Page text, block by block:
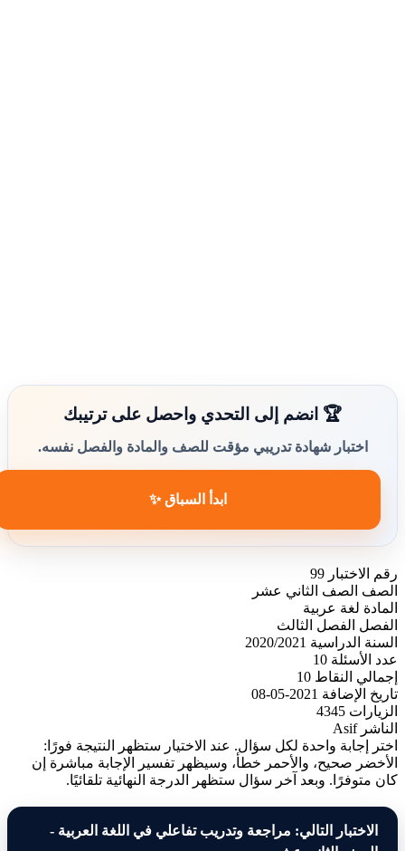
🏆 انضم إلى التحدي واحصل على ترتيبك
اختبار شهادة تدريبي مؤقت للصف والمادة والفصل نفسه.
ابدأ السباق ✨
رقم الاختبار 99
الصف
الصف الثاني عشر
المادة لغة عربية
الفصل
الفصل الثالث
السنة الدراسية
2020/2021
عدد الأسئلة 10
إجمالي النقاط 10
تاريخ الإضافة
2021-05-08
الزيارات 4345
الناشر Asif
اختر إجابة واحدة لكل سؤال. عند الاختيار ستظهر النتيجة فورًا:
الأخضر صحيح، والأحمر خطأ، وسيظهر تفسير الإجابة مباشرة إن
كان متوفرًا. وبعد آخر سؤال ستظهر الدرجة النهائية تلقائيًا.
الاختبار التالي: مراجعة وتدريب تفاعلي في اللغة العربية -